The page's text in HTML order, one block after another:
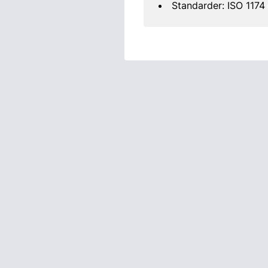
Standarder: ISO